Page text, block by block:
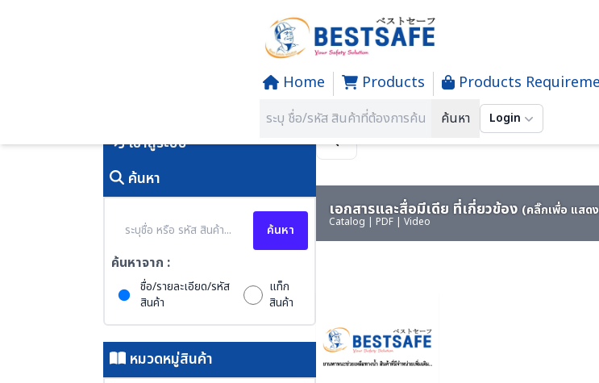
Home Products Products
ค้นหา Login
SECTION 69 EMERGENCY-WATER-RESCUS-อุปกรณ์กู้ภัยทางน้ำ
เข้าสู่ระบบ
ค้นหา
ค้นหา
ค้นหาจาก :
ชื่อ/รายละเอียด/รหัส
สินค้า
แท็ก
สินค้า
หมวดหมู่สินค้า
เอกสารและสื่อมีเดีย ที่เกี่ยวข้อง (คลิ๊กเพื่อ แสด
Catalog | PDF | Video